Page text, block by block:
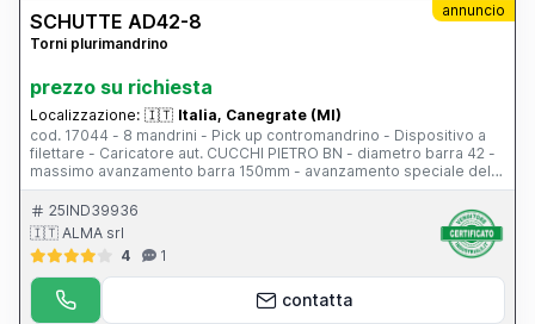
annuncio
SCHUTTE AD42-8
Torni plurimandrino
prezzo su richiesta
Localizzazione: 🇮🇹 Italia, Canegrate (MI)
cod. 17044 - 8 mandrini - Pick up contromandrino - Dispositivo a
filettare - Caricatore aut. CUCCHI PIETRO BN - diametro barra 42 -
massimo avanzamento barra 150mm - avanzamento speciale della
barra 285 mm
25IND39936
🇮🇹 ALMA srl
4
1
contatta